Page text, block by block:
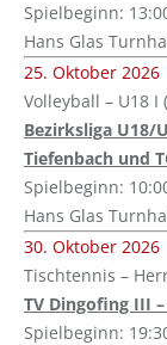
Spielbeginn:
Hans Glas
25. Oktober 2026
Volleyball – U18 I
Bezirksliga U18/
Tiefenbach und
Spielbeginn:
Hans Glas
30. Oktober 2026
Tischtennis –
TV Dingofing III
Spielbeginn: